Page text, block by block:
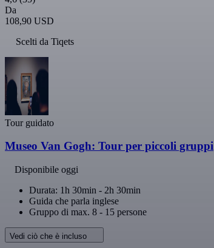
Da
108,90 USD
Scelti da Tiqets
Tour guidato
Museo Van Gogh: Tour per piccoli gruppi
Disponibile oggi
Durata: 1h 30min - 2h 30min
Guida che parla inglese
Gruppo di max. 8 - 15 persone
Vedi ciò che è incluso